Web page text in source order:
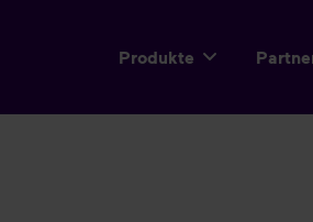
Produkte